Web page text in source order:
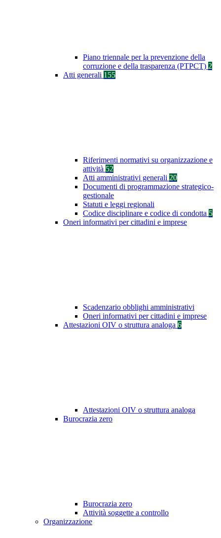
Piano triennale per la prevenzione della
corruzione e della trasparenza (PTPCT) 2
Atti generali 155
Riferimenti normativi su organizzazione e
attività 52
Atti amministrativi generali 20
Documenti di programmazione strategico-
gestionale
Statuti e leggi regionali
Codice disciplinare e codice di condotta 5
Oneri informativi per cittadini e imprese
Scadenzario obblighi amministrativi
Oneri informativi per cittadini e imprese
Attestazioni OIV o struttura analoga 6
Attestazioni OIV o struttura analoga
Burocrazia zero
Burocrazia zero
Attività soggette a controllo
Organizzazione